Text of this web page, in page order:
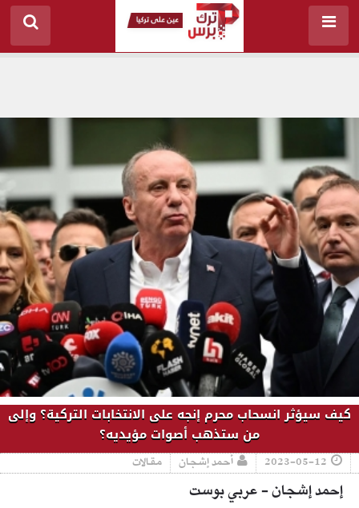
كيف سيؤثر انسحاب محرم إنجه على الانتخابات التركية؟ وإلى
من ستذهب أصوات مؤيديه؟
2023-05-12 أحمد إشجان مقالات
إحمد إشجان - عربي بوست